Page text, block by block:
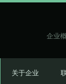
企业
关于企业